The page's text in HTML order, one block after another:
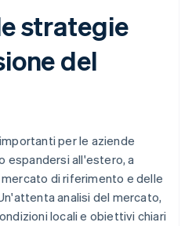
strategie
del
per le aziende
espandersi all'estero, a
di riferimento e delle
analisi del mercato,
locali e obiettivi chiari